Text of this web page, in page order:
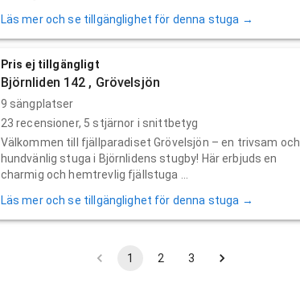
Läs mer och se tillgänglighet för denna stuga →
Pris ej tillgängligt
Björnliden 142 , Grövelsjön
9 sängplatser
23 recensioner, 5 stjärnor i snittbetyg
Välkommen till fjällparadiset Grövelsjön – en trivsam och
hundvänlig stuga i Björnlidens stugby! Här erbjuds en
charmig och hemtrevlig fjällstuga ...
Läs mer och se tillgänglighet för denna stuga →
1 2 3